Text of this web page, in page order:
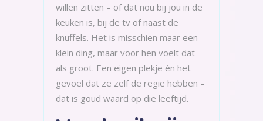
willen zitten – of dat nou bij jou in de
keuken is, bij de tv of naast de
knuffels. Het is misschien maar een
klein ding, maar voor hen voelt dat
als groot. Een eigen plekje én het
gevoel dat ze zelf de regie hebben –
dat is goud waard op die leeftijd.